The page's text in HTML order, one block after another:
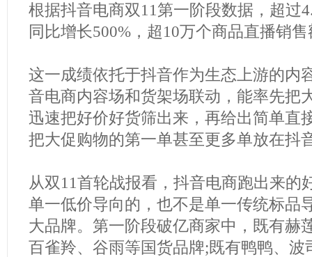
根据抖音电商双11第一阶段数据，超过
同比增长500%，超10万个商品直播销
这一成绩依托于抖音作为生态上游的内
音电商内容场和货架场联动，能率先把
迅速把好价好货筛出来，再给出简单直
把大促购物的第一单甚至更多单放在抖
从双11首轮战报看，抖音电商跑出来的
单一低价导向的，也不是单一传统标品
大品牌。第一阶段破亿商家中，既有赫
百雀羚、谷雨等国货品牌;既有鸭鸭、